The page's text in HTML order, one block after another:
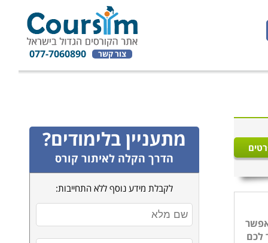
צור קשר 077-7060890
לכם
מתעניין בלימודים?
הדרך הקלה לאיתור קורס
לקבלת מידע נוסף ללא התחייבות: